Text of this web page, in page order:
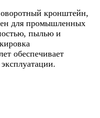
кронштейн,
для промышленных
пылью и
обеспечивает